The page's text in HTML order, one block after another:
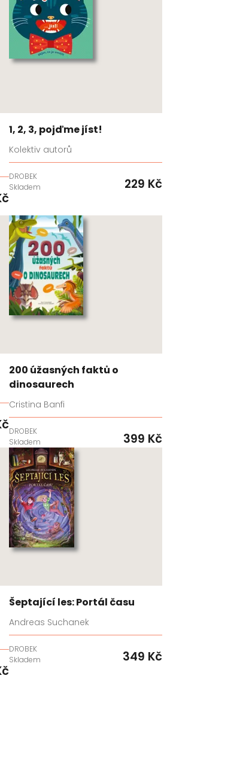
1, 2, 3, pojďme jíst!
Kolektiv autorů
DROBEK
Skladem
229 Kč
200 úžasných faktů o
dinosaurech
Cristina Banfi
DROBEK
Skladem
399 Kč
Šeptající les: Portál času
Andreas Suchanek
DROBEK
Skladem
349 Kč